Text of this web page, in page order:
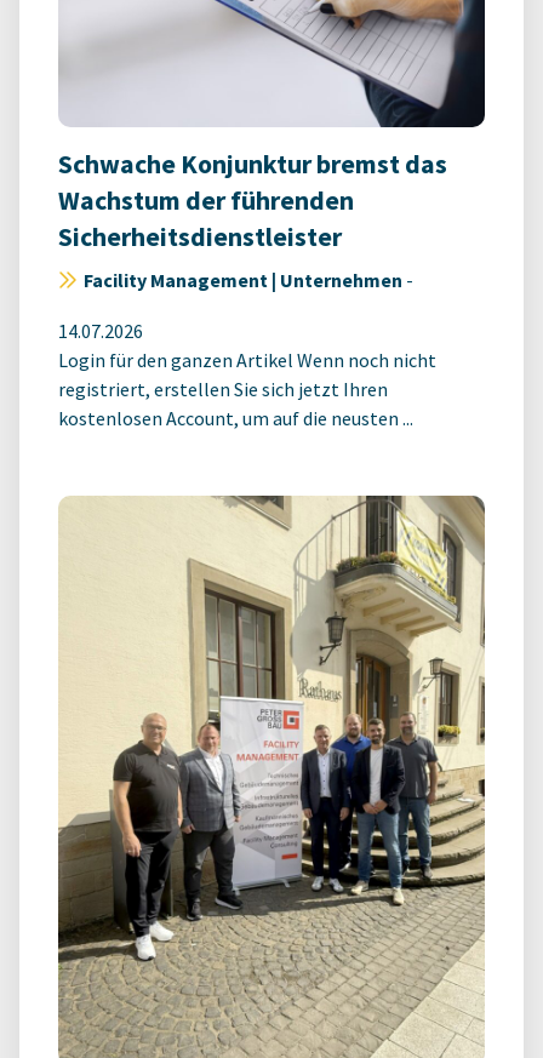
Schwache Konjunktur bremst das
Wachstum der führenden
Sicherheitsdienstleister
Facility Management | Unternehmen -
14.07.2026
Login für den ganzen Artikel Wenn noch nicht
registriert, erstellen Sie sich jetzt Ihren
kostenlosen Account, um auf die neusten ...